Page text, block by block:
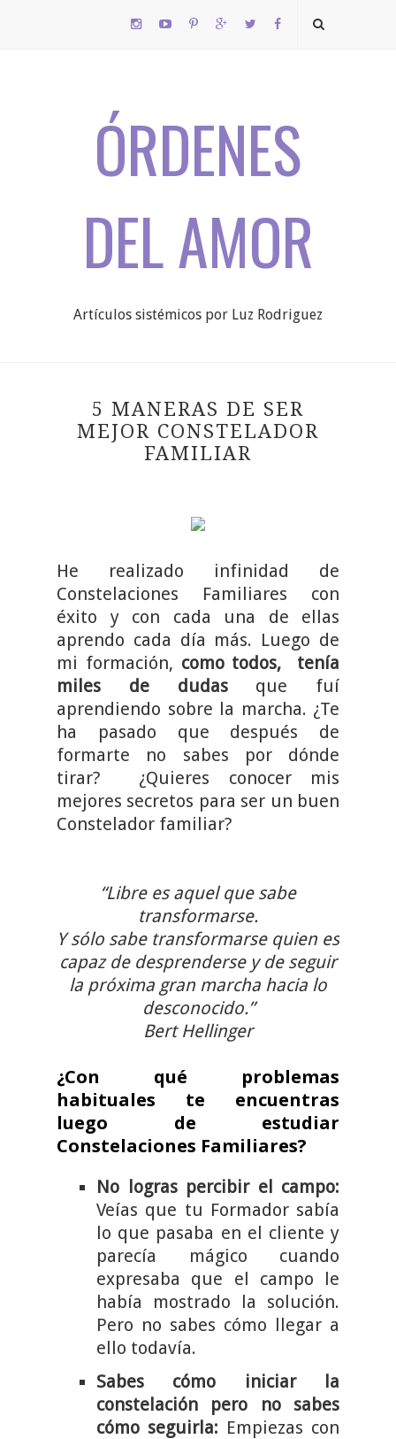
ÓRDENES
DEL AMOR
Artículos sistémicos por Luz Rodriguez
5 MANERAS DE SER
MEJOR CONSTELADOR
FAMILIAR
He realizado infinidad de
Constelaciones Familiares con
éxito y con cada una de ellas
aprendo cada día más. Luego de
mi formación, como todos, tenía
miles de dudasque fuí
aprendiendo sobre la marcha. ¿Te
ha pasado que después de
formarte no sabes por dónde
tirar? ¿Quieres conocer mis
mejores secretos para ser un buen
Constelador familiar?
“Libre es aquel que sabe
transformarse.
Y sólo sabe transformarse quien es
capaz de desprenderse y de seguir
la próxima gran marcha hacia lo
desconocido.”
Bert Hellinger
¿Con qué problemas
habituales te encuentras
luego de estudiar
Constelaciones Familiares?
No logras percibir el campo:
Veías que tu Formador sabía
lo que pasaba en el cliente y
parecía mágico cuando
expresaba que el campo le
había mostrado la solución.
Pero no sabes cómo llegar a
ello todavía.
Sabes cómo iniciar la
constelación pero no sabes
cómo seguirla: Empiezas con